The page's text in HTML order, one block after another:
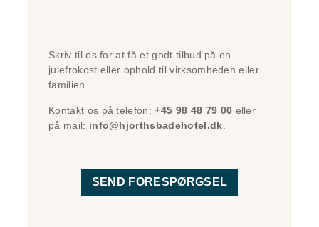
Skriv til os for at få et godt tilbud på en
julefrokost eller ophold til virksomheden eller
familien.
Kontakt os på telefon:+45 98 48 79 00 eller
på mail: info@hjorthsbadehotel.dk
SEND FORESPØRGSEL